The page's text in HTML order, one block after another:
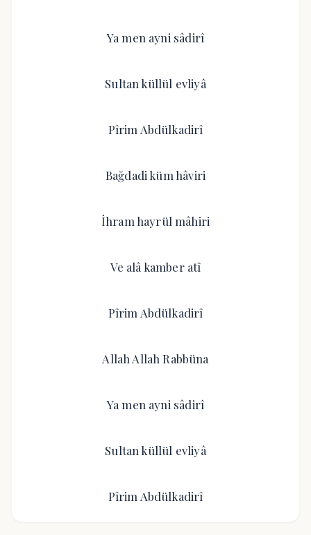
Ya men ayni sâdirî
Sultan küllül evliyâ
Pîrim Abdülkadirî
Bağdadi küm hâviri
İhram hayrül mâhiri
Ve alâ kamber atî
Pîrim Abdülkadirî
Allah Allah Rabbüna
Ya men ayni sâdirî
Sultan küllül evliyâ
Pîrim Abdülkadirî